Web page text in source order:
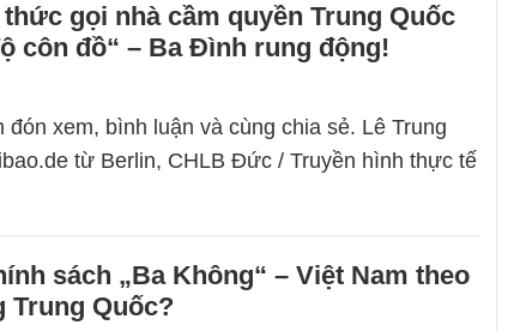
gọi nhà cầm quyền Trung Quốc
côn đồ“ – Ba Đình rung động!
đón xem, bình luận và cùng chia sẻ. Lê Trung
từ Berlin, CHLB Đức / Truyền hình thực tế
sách „Ba Không“ – Việt Nam theo
Trung Quốc?